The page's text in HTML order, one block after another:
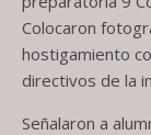
Colocaron
hostigamiento
directivos de la
Señalaron a